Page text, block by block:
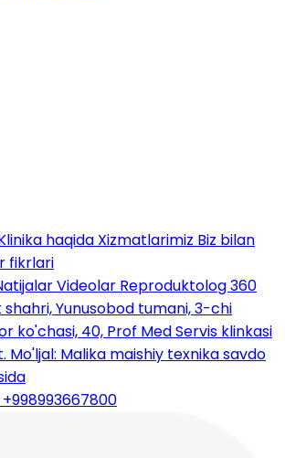
haqida Xizmatlarimiz Biz bilan
fikrlari
Videolar Reproduktolog 360
shahri, Yunusobod tumani, 3-chi
ko'chasi, 40, Prof Med Servis klinkasi
Mo'ljal: Malika maishiy texnika savdo
+998993667800